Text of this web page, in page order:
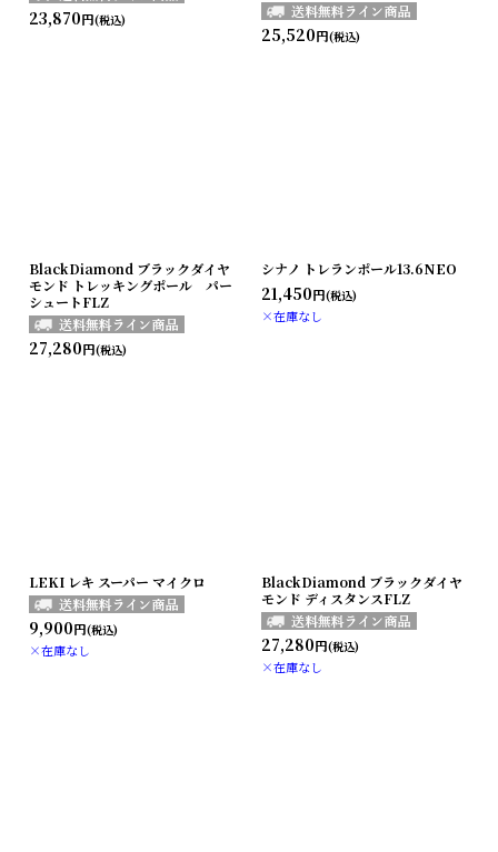
23,870円(税込)
25,520円(税込)
BlackDiamond ブラックダイヤ
モンド トレッキングポール パー
シュートFLZ
27,280円(税込)
シナノ トレランポール13.6NEO
21,450円(税込)
×在庫なし
LEKI レキ スーパー マイクロ
9,900円(税込)
×在庫なし
BlackDiamond ブラックダイヤ
モンド ディスタンスFLZ
27,280円(税込)
×在庫なし